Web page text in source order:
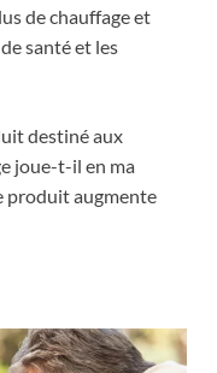
de chauffage et
santé et les
destiné aux
joue-t-il en ma
produit augmente